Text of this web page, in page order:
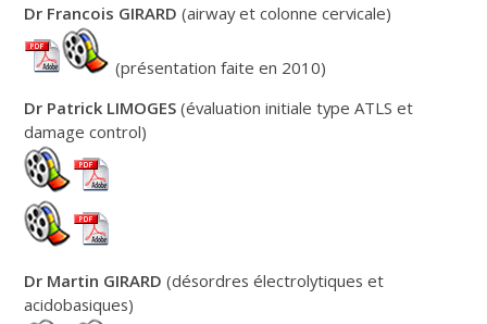
Dr Francois GIRARD (airway et colonne cervicale)
(présentation faite en 2010)
Dr Patrick LIMOGES (évaluation initiale type ATLS et
damage control)
Dr Martin GIRARD(désordres électrolytiques et
acidobasiques)